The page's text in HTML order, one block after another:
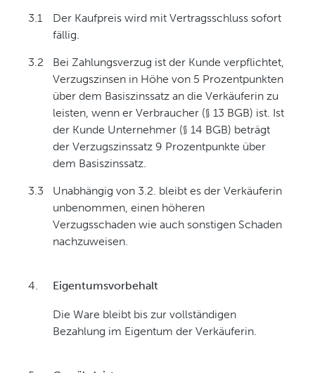
3.1
Der Kaufpreis wird mit Vertragsschluss sofort
fällig.
3.2
Bei Zahlungsverzug ist der Kunde verpflichtet,
Verzugszinsen in Höhe von 5 Prozentpunkten
über dem Basiszinssatz an die Verkäuferin zu
leisten, wenn er Verbraucher (§ 13 BGB) ist. Ist
der Kunde Unternehmer (§ 14 BGB) beträgt
der Verzugszinssatz 9 Prozentpunkte über
dem Basiszinssatz.
3.3
Unabhängig von 3.2. bleibt es der Verkäuferin
unbenommen, einen höheren
Verzugsschaden wie auch sonstigen Schaden
nachzuweisen.
4. Eigentumsvorbehalt
Die Ware bleibt bis zur vollständigen
Bezahlung im Eigentum der Verkäuferin.